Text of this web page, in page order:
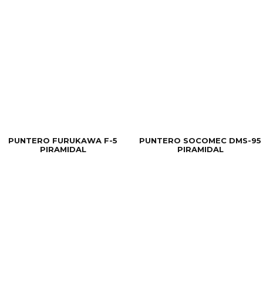
PUNTERO FURUKAWA F-5
PIRAMIDAL
PUNTERO SOCOMEC DMS-95
PIRAMIDAL